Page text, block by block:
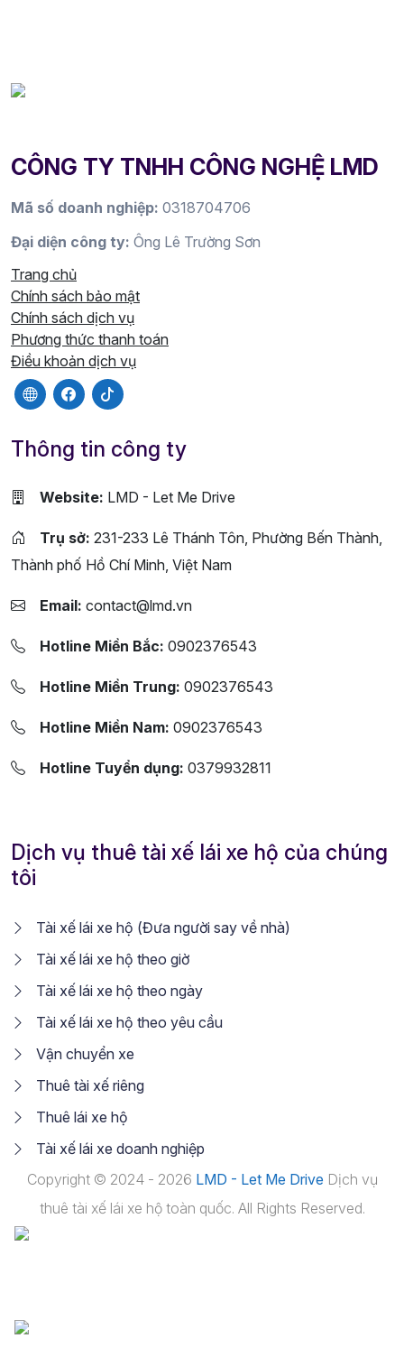
CÔNG TY TNHH CÔNG NGHỆ LMD
Mã số doanh nghiệp: 0318704706
Đại diện công ty: Ông Lê Trường Sơn
Trang chủ
Chính sách bảo mật
Chính sách dịch vụ
Phương thức thanh toán
Điều khoản dịch vụ
Thông tin công ty
Website: LMD - Let Me Drive
Trụ sở: 231-233 Lê Thánh Tôn, Phường Bến Thành,
Thành phố Hồ Chí Minh, Việt Nam
Email: contact@lmd.vn
Hotline Miền Bắc: 0902376543
Hotline Miền Trung: 0902376543
Hotline Miền Nam: 0902376543
Hotline Tuyển dụng: 0379932811
Dịch vụ thuê tài xế lái xe hộ của chúng
tôi
Tài xế lái xe hộ (Đưa người say về nhà)
Tài xế lái xe hộ theo giờ
Tài xế lái xe hộ theo ngày
Tài xế lái xe hộ theo yêu cầu
Vận chuyển xe
Thuê tài xế riêng
Thuê lái xe hộ
Tài xế lái xe doanh nghiệp
Copyright © 2024 - 2026 LMD - Let Me Drive Dịch vụ
thuê tài xế lái xe hộ toàn quốc. All Rights Reserved.